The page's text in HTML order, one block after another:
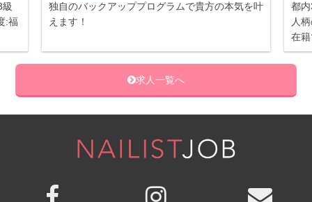
ウエットシートで拭く」「便器の蓋や便座を拭く」などす
がちになります。また、床に物が置いてあると掃除をする
が積み上げられてしまいます。
:福
独自のバックアッププログラムで貴方の本気を叶
えます！
都
人
在
求人一覧へ